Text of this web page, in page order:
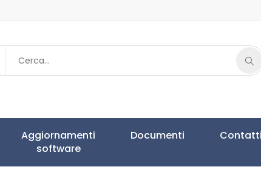
Aggiornamenti
software
Documenti Contatti